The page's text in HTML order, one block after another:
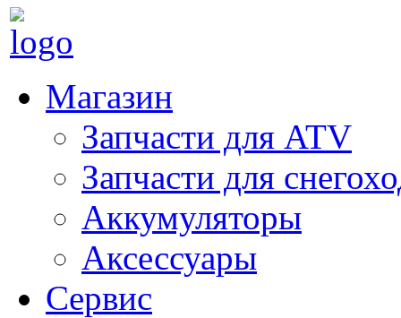
Магазин
Запчасти для ATV
Запчасти для
Аккумуляторы
Аксессуары
Сервис